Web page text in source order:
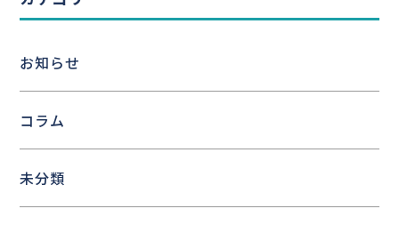
お知らせ
コラム
未分類